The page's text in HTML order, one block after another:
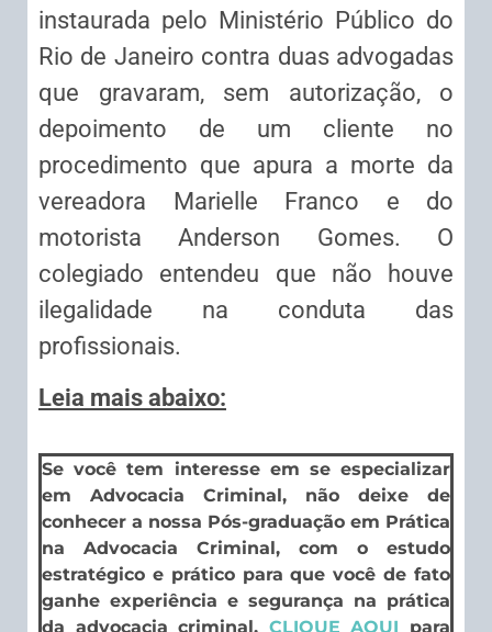
instaurada pelo Ministério Público do
Rio de Janeiro contra duas advogadas
que gravaram, sem autorização, o
depoimento de um cliente no
procedimento que apura a morte da
vereadora Marielle Franco e do
motorista Anderson Gomes. O
colegiado entendeu que não houve
ilegalidade na conduta das
profissionais.
Leia mais abaixo:
Se você tem interesse em se especializar
em Advocacia Criminal, não deixe de
conhecer a nossa Pós-graduação em Prática
na Advocacia Criminal, com o estudo
estratégico e prático para que você de fato
ganhe experiência e segurança na prática
da advocacia criminal. CLIQUE AQUI para